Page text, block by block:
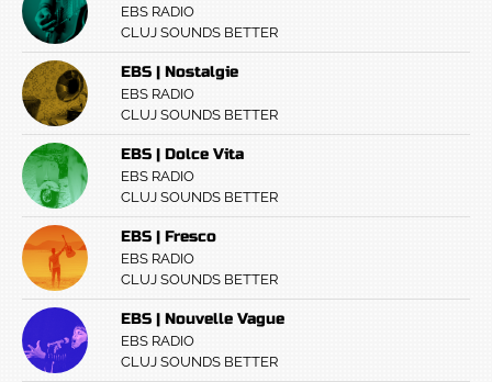
EBS RADIO
CLUJ SOUNDS BETTER
EBS | Nostalgie
EBS RADIO
CLUJ SOUNDS BETTER
EBS | Dolce Vita
EBS RADIO
CLUJ SOUNDS BETTER
EBS | Fresco
EBS RADIO
CLUJ SOUNDS BETTER
EBS | Nouvelle Vague
EBS RADIO
CLUJ SOUNDS BETTER